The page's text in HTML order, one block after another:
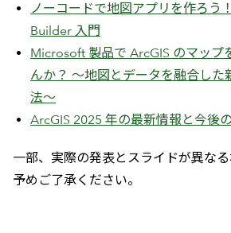
ノーコードで地図アプリを作ろう
Builder 入門
Microsoft 製品で ArcGIS のマップ
んか？ ～地図とデータを融合した
法～
ArcGIS 2025 年の最新情報と今後
一部、実際の発表とスライドが異なる
予めご了承ください。